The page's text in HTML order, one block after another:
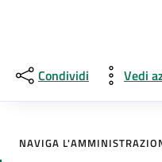
Condividi Vedi
NAVIGA